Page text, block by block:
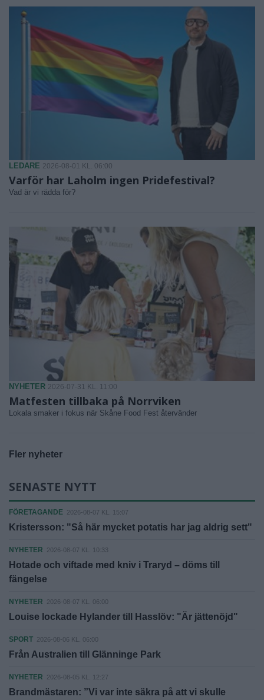
LEDARE 2026-08-01 KL. 06:00
Varför har Laholm ingen Pridefestival?
Vad är vi rädda för?
NYHETER 2026-07-31 KL. 11:00
Matfesten tillbaka på Norrviken
Lokala smaker i fokus när Skåne Food Fest återvänder
Fler nyheter
SENASTE NYTT
FÖRETAGANDE 2026-08-07 KL. 15:07
Kristersson: "Så här mycket potatis har jag aldrig sett"
NYHETER 2026-08-07 KL. 10:33
Hotade och viftade med kniv i Traryd – döms till
fängelse
NYHETER 2026-08-07 KL. 06:00
Louise lockade Hylander till Hasslöv: "Är jättenöjd"
SPORT 2026-08-06 KL. 06:00
Från Australien till Glänninge Park
NYHETER 2026-08-05 KL. 12:27
Brandmästaren: ”Vi var inte säkra på att vi skulle